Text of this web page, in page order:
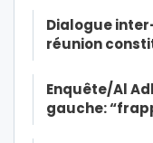
Dialogue
réunion
Enquête/Al
gauche: